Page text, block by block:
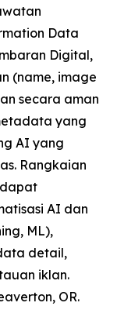
Data
Digital,
(name, image
secara aman
yang
AI yang
Rangkaian
AI dan
ML),
detail,
iklan.
OR.